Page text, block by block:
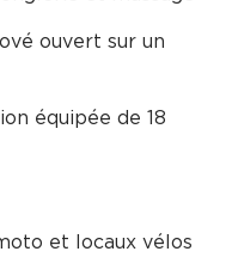
ouvert sur un
équipée de 18
et locaux vélos